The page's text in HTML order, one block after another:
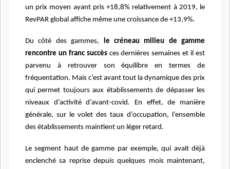
un prix moyen ayant pris +18,8% relativement à 2019, le
RevPAR global affiche même une croissance de +13,9%.
Du côté des gammes, le créneau milieu de gamme
rencontre un franc succès ces dernières semaines et il est
parvenu à retrouver son équilibre en termes de
fréquentation. Mais c’est avant tout la dynamique des prix
qui permet toujours aux établissements de dépasser les
niveaux d’activité d’avant-covid. En effet, de manière
générale, sur le volet des taux d’occupation, l’ensemble
des établissements maintient un léger retard.
Le segment haut de gamme par exemple, qui avait déjà
enclenché sa reprise depuis quelques mois maintenant,